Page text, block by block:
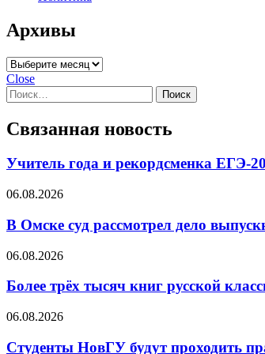
Архивы
Архивы
Close
Найти:
Связанная новость
Учитель года и рекордсменка ЕГЭ-
06.08.2026
В Омске суд рассмотрел дело
06.08.2026
Более трёх тысяч книг русской
06.08.2026
Студенты НовГУ будут проходить